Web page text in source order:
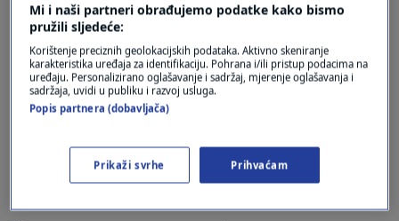
Oglas
NAJČITANIJE
Mi i naši partneri obrađujemo podatke kako bismo
pružili sljedeće:
Korištenje preciznih geolokacijskih podataka. Aktivno skeniranje
karakteristika uređaja za identifikaciju. Pohrana i/ili pristup podacima na
uređaju. Personalizirano oglašavanje i sadržaj, mjerenje oglašavanja i
sadržaja, uvidi u publiku i razvoj usluga.
Popis partnera (dobavljača)
Prikaži svrhe Prihvaćam